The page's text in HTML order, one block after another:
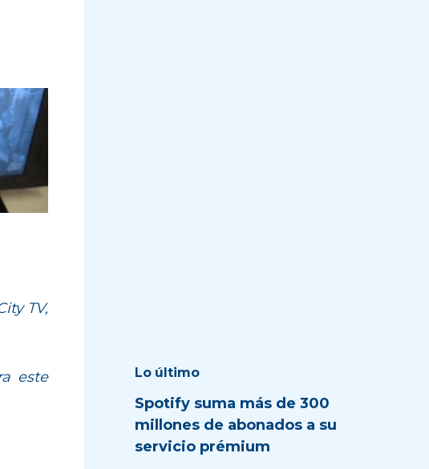
TV,
este
Lo último
Spotify suma más de 300
millones de abonados a su
servicio prémium